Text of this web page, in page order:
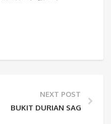
AIR TERJUN GEOPARK
NEXT POST
BUKIT DURIAN SAGARA,